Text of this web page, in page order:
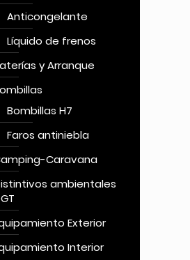
Anticongelante
Líquido de frenos
y Arranque
Bombillas H7
Faros antiniebla
Caravana
ambientales
Exterior
Interior